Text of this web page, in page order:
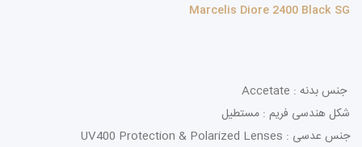
Marcelis Diore 2400 Black SG
جنس بدنه : Accetate
شکل هندسی فریم : مستطیل
جنس عدسی : UV400 Protection & Polarized Lenses